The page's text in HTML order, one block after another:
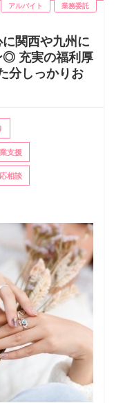
アルバイト 業務委託
に関西や九州に
◎ 充実の福利厚
分しっかりお
支援
相談